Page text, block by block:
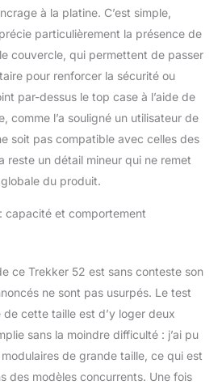
à la platine. C’est simple,
particulièrement la présence de
couvercle, qui permettent de passer
pour renforcer la sécurité ou
par-dessus le top case à l’aide de
comme l’a souligné un utilisateur de
soit pas compatible avec celles des
reste un détail mineur qui ne remet
du produit.
capacité et comportement
ce Trekker 52 est sans conteste son
ne sont pas usurpés. Le test
cette taille est d’y loger deux
sans la moindre difficulté : j’ai pu
de grande taille, ce qui est
des modèles concurrents. Une fois